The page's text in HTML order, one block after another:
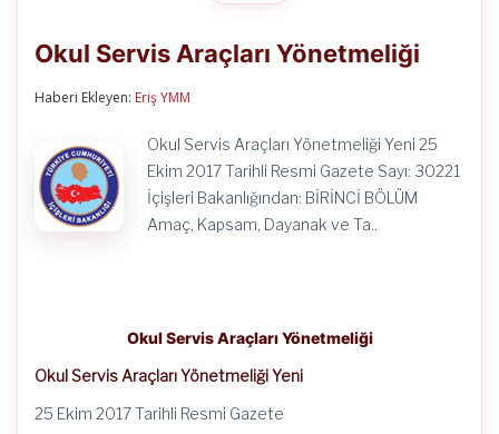
Araçları
Yönetmeliği
Okul Servis Araçları Yönetmeliği
Haberi Ekleyen: Eriş YMM
Okul Servis Araçları Yönetmeliği Yeni 25
Ekim 2017 Tarihli Resmi Gazete Sayı: 30221
İçişleri Bakanlığından: BİRİNCİ BÖLÜM
Amaç, Kapsam, Dayanak ve Ta..
Okul Servis Araçları Yönetmeliği
Okul Servis Araçları Yönetmeliği Yeni
25 Ekim 2017 Tarihli Resmi Gazete